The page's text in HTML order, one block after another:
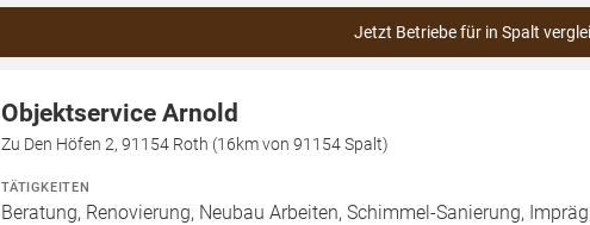
Jetzt Betriebe für in Spalt
Objektservice Arnold
Zu Den Höfen 2, 91154 Roth (16km von 91154 Spalt)
TÄTIGKEITEN
Beratung, Renovierung, Neubau Arbeiten, Schimmel-Sanierung,